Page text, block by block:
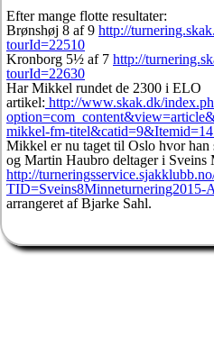
Efter mange flotte resultater:
Brønshøj 8 af 9 http://
tourId=22510
Kronborg 5½ af 7 http://
tourId=22630
Har Mikkel rundet de 2300 i ELO
artikel: http://www.skak.dk/
mikkel-fm-
Mikkel er nu taget til Oslo hvor han
og Martin Haubro deltager i Sveins
http://
TID=Sveins8Minneturnering2015-
arrangeret af Bjarke Sahl.